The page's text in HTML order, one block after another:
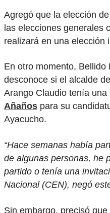
Agregó que la elección
las elecciones generales
realizará en una elección
En otro momento, Bellido
desconoce si el alcalde
Arango Claudio tenía una
Añaños para su
Ayacucho.
“Hace semanas había
de algunas personas, he
partido o tenía una
Nacional (CEN), negó
Sin embargo, precisó